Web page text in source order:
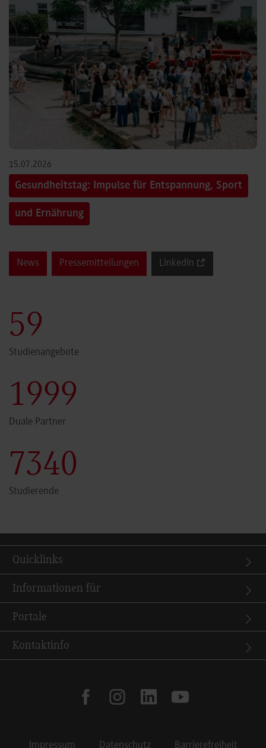
15.07.2026
Gesundheitstag: Impulse für Entspannung, Sport
und Ernährung
News Pressemitteilungen LinkedIn
60
Studienangebote
2000
Duale Partner
7341
Studierende
Quicklinks
Informationen für
Portale
Kontaktinfo
facebookinstagramlinkedin youtube